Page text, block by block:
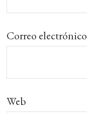
Correo electrónico
Web